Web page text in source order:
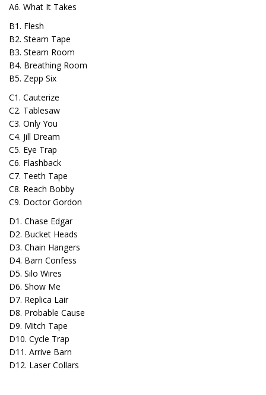
A6. What It Takes
B1. Flesh
B2. Steam Tape
B3. Steam Room
B4. Breathing Room
B5. Zepp Six
C1. Cauterize
C2. Tablesaw
C3. Only You
C4. Jill Dream
C5. Eye Trap
C6. Flashback
C7. Teeth Tape
C8. Reach Bobby
C9. Doctor Gordon
D1. Chase Edgar
D2. Bucket Heads
D3. Chain Hangers
D4. Barn Confess
D5. Silo Wires
D6. Show Me
D7. Replica Lair
D8. Probable Cause
D9. Mitch Tape
D10. Cycle Trap
D11. Arrive Barn
D12. Laser Collars